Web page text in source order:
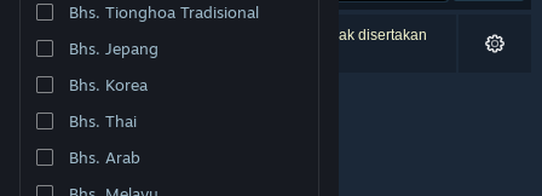
Ubah bahasa
Dapatkan Aplikasi Seluler Steam
Lihat situs web desktop
Bhs. Tionghoa Tradisional
Bhs. Jepang
Bhs. Korea
Bhs. Thai
Bhs. Arab
0 hasil cocok dengan pencarianmu. 1 produk tidak disertakan
berdasarkan preferensimu.